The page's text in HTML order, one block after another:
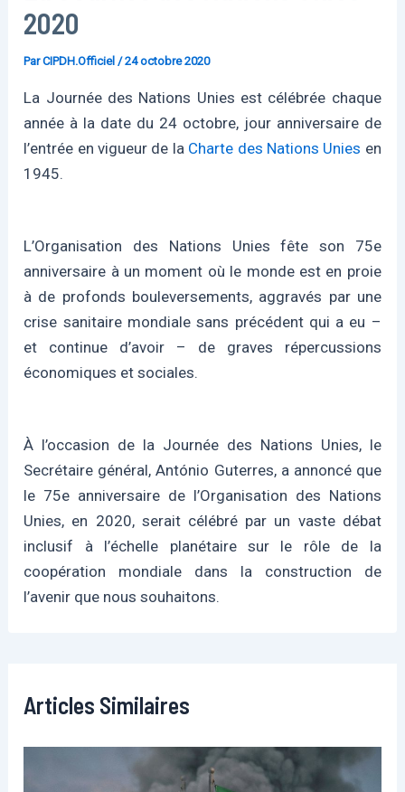
2020
ParCIPDH.Officiel/24 octobre 2020
La Journée des Nations Unies est célébrée chaque
année à la date du 24 octobre, jour anniversaire de
l’entrée en vigueur de la Charte des Nations Unies en
1945.
L’Organisation des Nations Unies fête son 75e
anniversaire à un moment où le monde est en proie
à de profonds bouleversements, aggravés par une
crise sanitaire mondiale sans précédent qui a eu –
et continue d’avoir – de graves répercussions
économiques et sociales.
À l’occasion de la Journée des Nations Unies, le
Secrétaire général, António Guterres, a annoncé que
le 75e anniversaire de l’Organisation des Nations
Unies, en 2020, serait célébré par un vaste débat
inclusif à l’échelle planétaire sur le rôle de la
coopération mondiale dans la construction de
l’avenir que nous souhaitons.
Articles Similaires